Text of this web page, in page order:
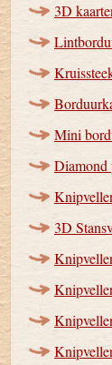
3D
Mini
Diamond
3D